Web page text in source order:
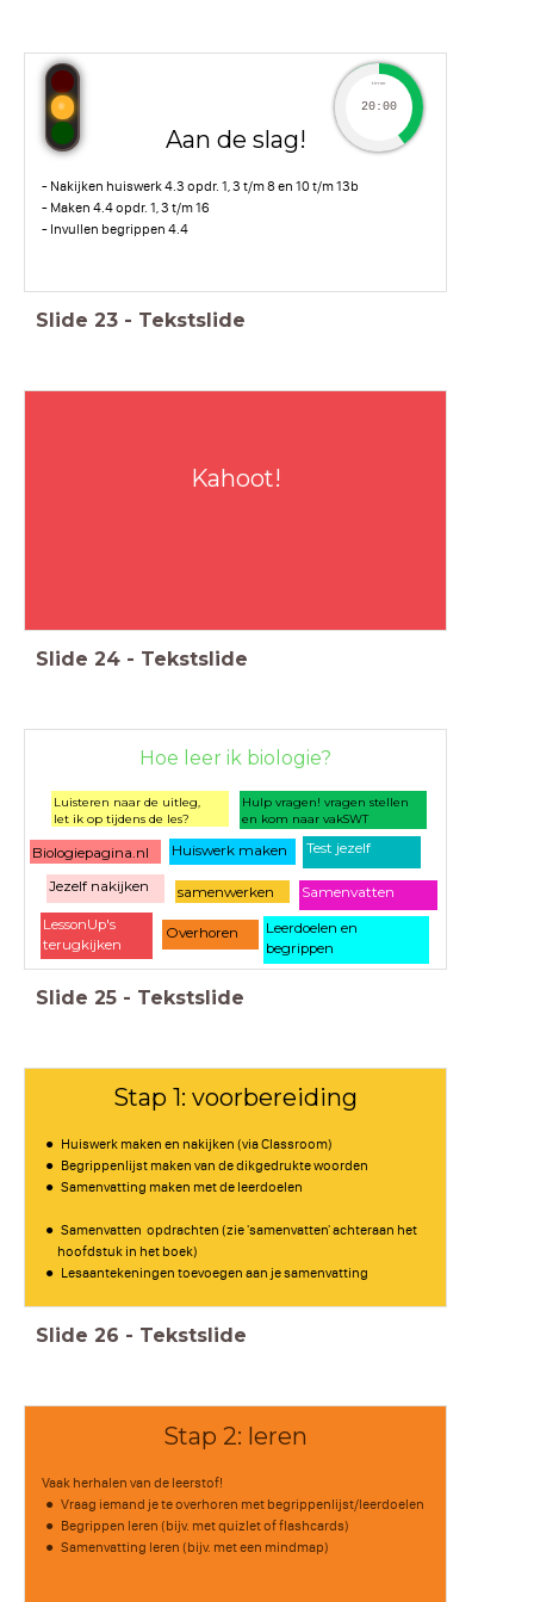
Aan de slag!
- Nakijken huiswerk 4.3 opdr. 1, 3 t/m 8 en 10 t/m 13b
- Maken 4.4 opdr. 1, 3 t/m 16
- Invullen begrippen 4.4
timer
20:00
Slide 23 - Tekstslide
Kahoot!
Slide 24 - Tekstslide
Hoe leer ik biologie?
samenwerken
Test jezelf
Overhoren
Hulp vragen! vragen stellen
en kom naar vakSWT
Biologiepagina.nl
Luisteren naar de uitleg,
let ik op tijdens de les?
Jezelf nakijken Samenvatten
Huiswerk maken
Leerdoelen en
begrippen
LessonUp's
terugkijken
Slide 25 - Tekstslide
Stap 1: voorbereiding
Huiswerk maken en nakijken (via Classroom)
Begrippenlijst maken van de dikgedrukte woorden
Samenvatting maken met de leerdoelen
Samenvatten opdrachten (zie 'samenvatten' achteraan het
hoofdstuk in het boek)
Lesaantekeningen toevoegen aan je samenvatting
Slide 26 - Tekstslide
Stap 2: leren
Vaak herhalen van de leerstof!
Vraag iemand je te overhoren met begrippenlijst/leerdoelen
Begrippen leren (bijv. met quizlet of flashcards)
Samenvatting leren (bijv. met een mindmap)